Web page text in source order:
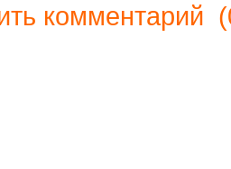
комментарий